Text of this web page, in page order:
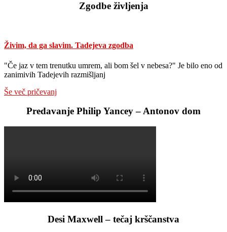
Zgodbe življenja
Živim, da ga slavim. Tadejeva zgodba
"Če jaz v tem trenutku umrem, ali bom šel v nebesa?" Je bilo eno od
zanimivih Tadejevih razmišljanj
Še več pričevanj
Predavanje Philip Yancey – Antonov dom
Desi Maxwell – tečaj krščanstva